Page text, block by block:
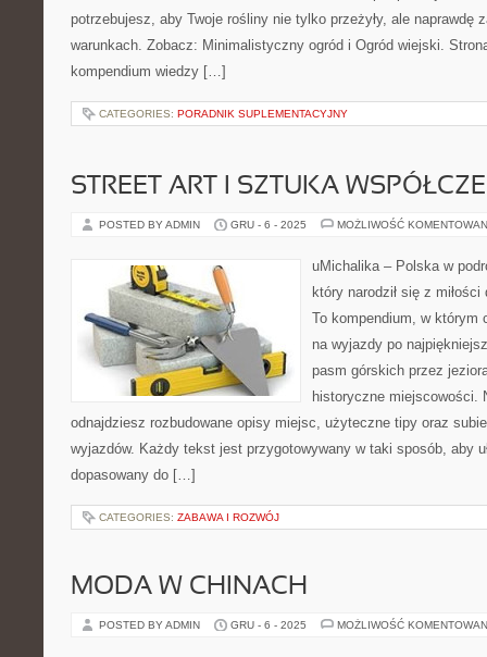
potrzebujesz, aby Twoje rośliny nie tylko przeżyły, ale naprawdę
warunkach. Zobacz: Minimalistyczny ogród i Ogród wiejski.
kompendium wiedzy […]
CATEGORIES: PORADNIK SUPLEMENTACYJNY
STREET ART I SZTUKA
POSTED BY ADMIN GRU - 6 - 2025 MOŻLIWOŚĆ
uMichalika – Polska w
który narodził się z
To kompendium, w którym
na wyjazdy po
pasm górskich przez
historyczne miejscowości.
odnajdziesz rozbudowane opisy miejsc, użyteczne tipy oraz
wyjazdów. Każdy tekst jest przygotowywany w taki sposób, aby
dopasowany do […]
CATEGORIES: ZABAWA I ROZWÓJ
MODA W CHINACH
POSTED BY ADMIN GRU - 6 - 2025 MOŻLIWOŚĆ